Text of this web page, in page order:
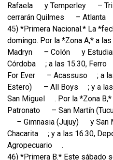
Rafaela
y Temperley –
cerrarán Quilmes
– Atlanta
45) *Primera Nacional.* La
domingo. Por la *Zona A,* a
Madryn
– Colón y
Córdoba
; a las 15.30, Ferro
For Ever
– Acassuso
; a
Estero)
– All Boys ; y a
San Miguel
. Por la *Zona
Patronato
– San Martín
– Gimnasia (Jujuy)
y San
Chacarita
; y a las 16.30,
Agropecuario
.
46) *Primera B.* Este sábado